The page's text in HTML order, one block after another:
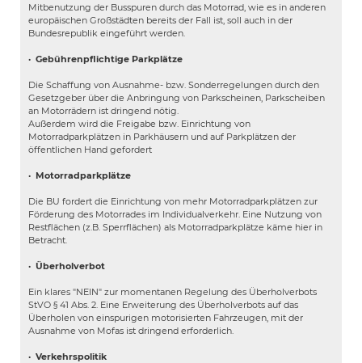
Mitbenutzung der Busspuren durch das Motorrad, wie es in anderen
europäischen Großstädten bereits der Fall ist, soll auch in der
Bundesrepublik eingeführt werden.
· Gebührenpflichtige Parkplätze
Die Schaffung von Ausnahme- bzw. Sonderregelungen durch den
Gesetzgeber über die Anbringung von Parkscheinen, Parkscheiben
an Motorrädern ist dringend nötig.
Außerdem wird die Freigabe bzw. Einrichtung von
Motorradparkplätzen in Parkhäusern und auf Parkplätzen der
öffentlichen Hand gefordert
· Motorradparkplätze
Die BU fordert die Einrichtung von mehr Motorradparkplätzen zur
Förderung des Motorrades im Individualverkehr. Eine Nutzung von
Restflächen (z.B. Sperrflächen) als Motorradparkplätze käme hier in
Betracht.
· Überholverbot
Ein klares "NEIN" zur momentanen Regelung des Überholverbots
StVO § 41 Abs. 2. Eine Erweiterung des Überholverbots auf das
Überholen von einspurigen motorisierten Fahrzeugen, mit der
Ausnahme von Mofas ist dringend erforderlich.
· Verkehrspolitik